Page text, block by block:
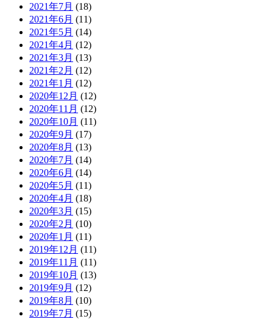
2021年7月 (18)
2021年6月 (11)
2021年5月 (14)
2021年4月 (12)
2021年3月 (13)
2021年2月 (12)
2021年1月 (12)
2020年12月 (12)
2020年11月 (12)
2020年10月 (11)
2020年9月 (17)
2020年8月 (13)
2020年7月 (14)
2020年6月 (14)
2020年5月 (11)
2020年4月 (18)
2020年3月 (15)
2020年2月 (10)
2020年1月 (11)
2019年12月 (11)
2019年11月 (11)
2019年10月 (13)
2019年9月 (12)
2019年8月 (10)
2019年7月 (15)